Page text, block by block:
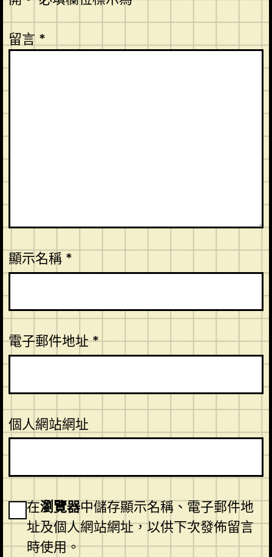
留言 *
顯示名稱 *
電子郵件地址*
個人網站網址
在瀏覽器中儲存顯示名稱、電子郵件地
址及個人網站網址，以供下次發佈留言
時使用。